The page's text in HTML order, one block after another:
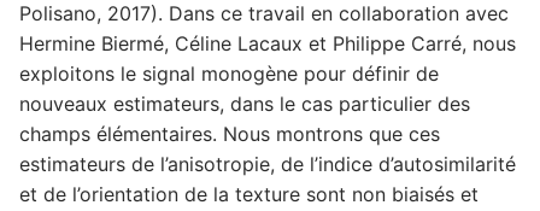
Polisano, 2017). Dans ce travail en collaboration avec
Hermine Biermé, Céline Lacaux et Philippe Carré, nous
exploitons le signal monogène pour définir de
nouveaux estimateurs, dans le cas particulier des
champs élémentaires. Nous montrons que ces
estimateurs de l’anisotropie, de l’indice d’autosimilarité
et de l’orientation de la texture sont non biaisés et